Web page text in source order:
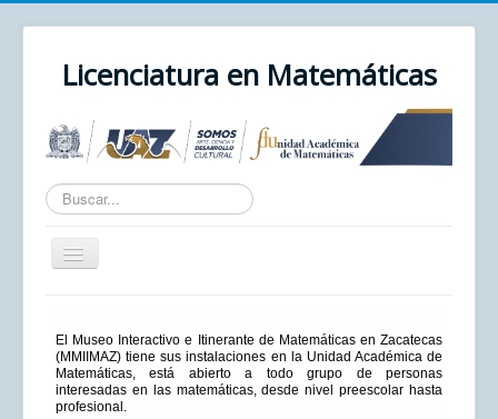
Licenciatura en Matemáticas
Texto
a
buscar...
Cambiar
navegación
Unidad Académica
UAZ
El Museo Interactivo e Itinerante de Matemáticas en Zacatecas
(MMIIMAZ) tiene sus instalaciones en la Unidad Académica de
Matemáticas, está abierto a todo grupo de personas
interesadas en las matemáticas, desde nivel preescolar hasta
profesional.